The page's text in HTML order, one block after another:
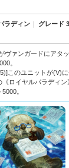
ラディン グレード 3
ヴァンガードにアタ
。
このユニットが(V)
ロイヤルパラディ
。